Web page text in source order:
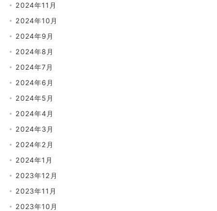
2024年11月
2024年10月
2024年9月
2024年8月
2024年7月
2024年6月
2024年5月
2024年4月
2024年3月
2024年2月
2024年1月
2023年12月
2023年11月
2023年10月